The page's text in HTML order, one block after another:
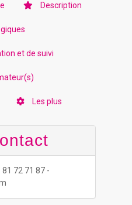
Description
et de suivi
Les plus
81 72 71 87 -